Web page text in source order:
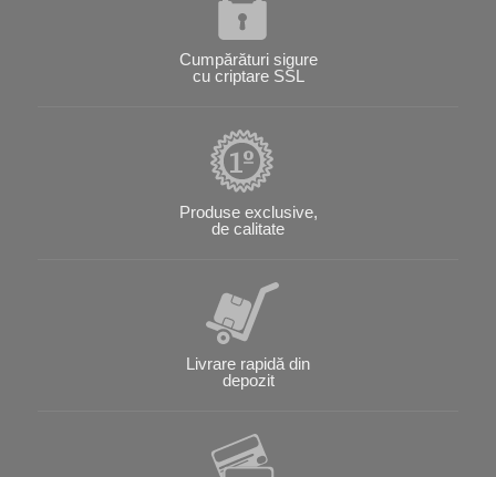
Cumpărături sigure
cu criptare SSL
Produse exclusive,
de calitate
Livrare rapidă din
depozit